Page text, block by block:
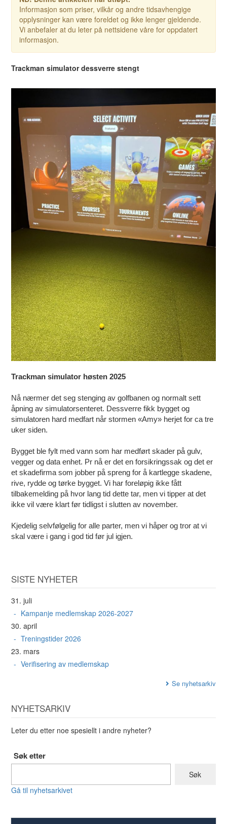
Informasjon som priser, vilkår og andre tidsavhengige
opplysninger kan være foreldet og ikke lenger gjeldende.
Vi anbefaler at du leter på nettsidene våre for oppdatert
informasjon.
Trackman simulator dessverre stengt
Trackman simulator høsten 2025
Nå nærmer det seg stenging av golfbanen og normalt sett
åpning av simulatorsenteret. Dessverre fikk bygget og
simulatoren hard medfart når stormen «Amy» herjet for ca tre
uker siden.
Bygget ble fylt med vann som har medført skader på gulv,
vegger og data enhet. Pr nå er det en forsikringssak og det er
et skadefirma som jobber på spreng for å kartlegge skadene,
rive, rydde og tørke bygget. Vi har foreløpig ikke fått
tilbakemelding på hvor lang tid dette tar, men vi tipper at det
ikke vil være klart før tidligst i slutten av november.
Kjedelig selvfølgelig for alle parter, men vi håper og tror at vi
skal være i gang i god tid før jul igjen.
SISTE NYHETER
31. juli
Kampanje medlemskap 2026-2027
30. april
Treningstider 2026
23. mars
Verifisering av medlemskap
Se nyhetsarkiv
NYHETSARKIV
Leter du etter noe spesiellt i andre nyheter?
Søk etter
Gå til nyhetsarkivet